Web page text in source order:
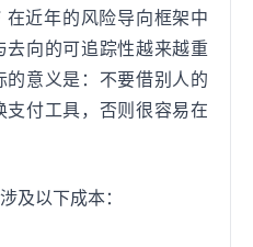
近年的风险导向框架中
向的可追踪性越来越重
意义是：不要借别人的
付工具，否则很容易在
及以下成本：